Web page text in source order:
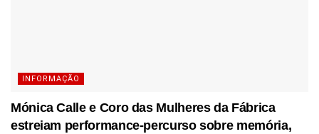
INFORMAÇÃO
Mónica Calle e Coro das Mulheres da Fábrica
estreiam performance-percurso sobre memória,